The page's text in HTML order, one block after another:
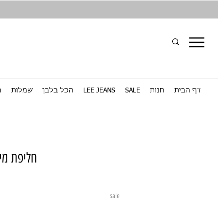
דף הבית חנות SALE
LEE JEANS הכל בלבן שמלות
חליפת
sale